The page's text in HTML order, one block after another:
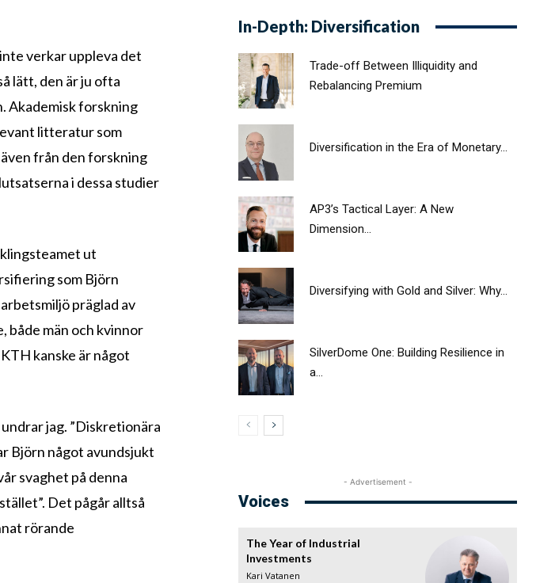
verkar uppleva det
lätt, den är ju ofta
Akademisk forskning
litteratur som
från den forskning
i dessa studier
ut
som Björn
präglad av
både män och kvinnor
kanske är något
jag. ”Diskretionära
Björn något avundsjukt
svaghet på denna
Det pågår alltså
rörande
In-Depth: Diversification
Trade-off Between Illiquidity and
Rebalancing Premium
Diversification in the Era of Monetary...
AP3’s Tactical Layer: A New
Dimension...
Diversifying with Gold and Silver: Why...
SilverDome One: Building Resilience in
a...
- Advertisement -
Voices
The Year of Industrial
Investments
Kari Vatanen